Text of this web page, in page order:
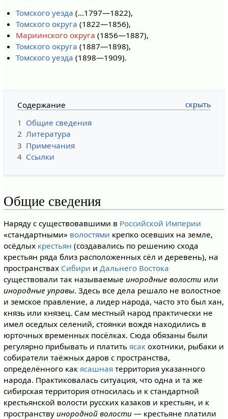
Томского уезда (…1797—1822),
Томского округа (1822—1856),
Мариинского округа (1856—1887),
Томского округа (1887—1898),
Томского уезда (1898—1909).
Содержание
1 Общие сведения
2 Литература
3 Примечания
4 Ссылки
Общие сведения
Наряду с существовавшими в Российской Империи
«стандартными» волостями крепко осевших на земле,
осёдлых крестьян (создавались по решению схода
крестьян ряда близ расположенных сёл и деревень), на
пространствах Сибири и Дальнего Востока
существовали так называемые инородные волостиили
инородные управы. Здесь все дела решало не волостное
и земское правление, а лидер народа, часто это был хан,
князь или князец. Сам местный народ практически не
имел оседлых селений, стоянки вождя находились в
юрточных временных посёлках. Сюда обязаны были
регулярно прибывать и платить ясакохотники, рыбаки и
собиратели таёжных даров с пространства,
определённого как ясашнаятерритория указанного
народа. Практиковалась ситуация, что одна и та же
сибирская территория относилась и к стандартной
крестьянской волости русских казаков и крестьян, и к
пространству инородной волости— крестьяне платили